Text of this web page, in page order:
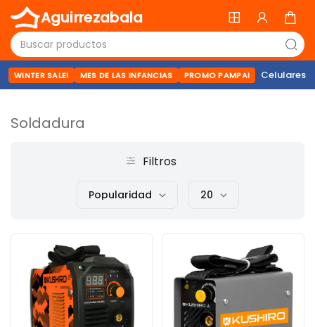
Aguirrezabala
WINTER SALE! MES DE LAS INFANCIAS PROMO PAMPA! Celulares
Soldadura
Filtros
Popularidad 20